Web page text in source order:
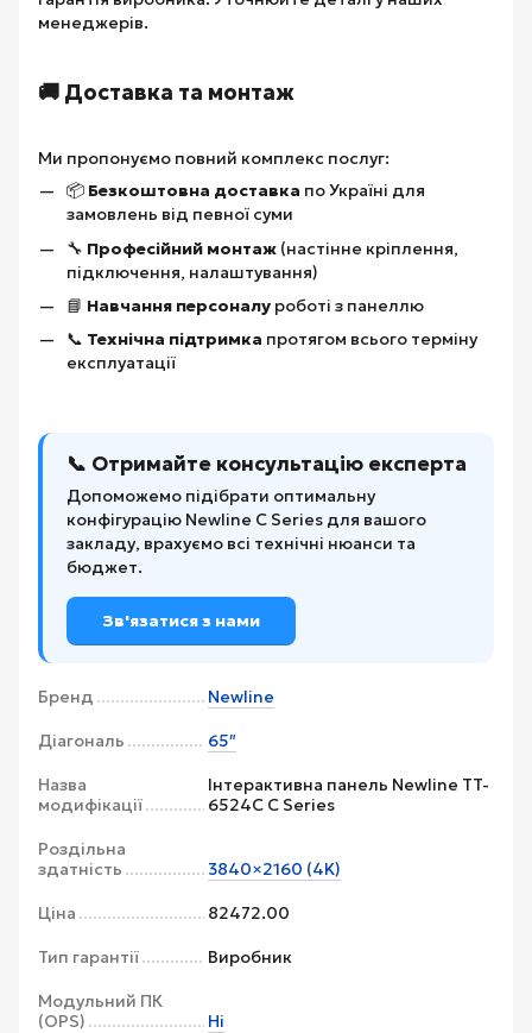
менеджерів.
🚚 Доставка та монтаж
Ми пропонуємо повний комплекс послуг:
📦 Безкоштовна доставка по Україні для
замовлень від певної суми
🔧 Професійний монтаж (настінне кріплення,
підключення, налаштування)
📘 Навчання персоналу роботі з панеллю
📞 Технічна підтримка протягом всього терміну
експлуатації
📞 Отримайте консультацію експерта
Допоможемо підібрати оптимальну
конфігурацію Newline C Series для вашого
закладу, врахуємо всі технічні нюанси та
бюджет.
Зв'язатися з нами
Бренд Newline
Діагональ 65″
Назва
модифікації
Інтерактивна панель Newline TT-
6524C C Series
Роздільна
здатність
3840×2160 (4K)
Ціна 82472.00
Тип гарантії Виробник
Модульний ПК
(OPS)
Ні